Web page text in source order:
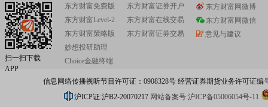
板精选层公司。2021年11月15日,北京证券交易所(北交所)
市,公司从新三板精选层平移至北交所,秉扬科技成为了继钒
份、安宁股份后攀枝花地区第三家上市公司。公司自成立
终坚持“以人为本、技术创新、开拓进取”的原则,坚持“诚信
量第一”的经营理念,以技术创新打造企业的核心竞争力,取
体系认证及美国API质量管理体系认证;建立了省级“企业技
术装备处、西南石油大学等科研院校、机构联合成立了压
剂研发基地和实验室,开展良好的人才培养与技术合作,掌握
具有自主知识产权的核心技术。未来,公司将坚持“创新、协
扫一扫下载
APP
东方财富免费版
东方财富Level-2
东方财富策略版
妙想投研助理
Choice金融终端
东方财富证券开户
东方财富在线交易
东方财富证券交易
东方财富网微博
东方财富网微信
意见与建议
信息网络传播视听节目许可证：0908328号 经营证券期货业务许可证编
沪ICP证:沪B2-20070217 网站备案号:沪ICP备05006054号-11